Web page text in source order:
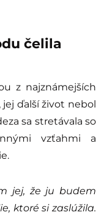
čelila
z najznámejších
ďalší život nebol
sa stretávala so
vzťahmi a
jej, že ju budem
ktoré si zaslúžila.